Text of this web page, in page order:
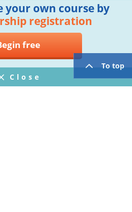
To top
your own course by
registration
free
Close